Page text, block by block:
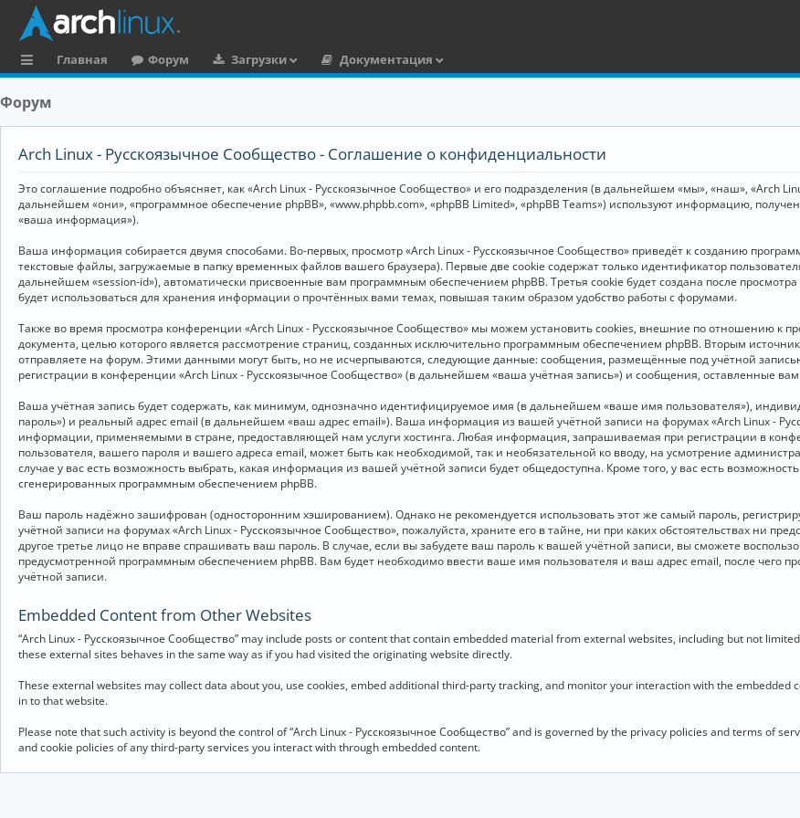
ы
и
Главная Форум Загрузки
Документация
Форум
Arch Linux - Русскоязычное Сообщество - Соглашение о конфиденциальности
Это соглашение подробно объясняет, как «Arch Linux - Русскоязычное Сообщество» и его подразделения (в дальнейшем «мы», «наш», «Arch
дальнейшем «они», «программное обеспечение phpBB», «www.phpbb.com», «phpBB Limited», «phpBB Teams») используют информацию,
«ваша информация»).
Ваша информация собирается двумя способами. Во-первых, просмотр «Arch Linux - Русскоязычное Сообщество» приведёт к созданию
текстовые файлы, загружаемые в папку временных файлов вашего браузера). Первые две cookie содержат только идентификатор
дальнейшем «session-id»), автоматически присвоенные вам программным обеспечением phpBB. Третья cookie будет создана после
будет использоваться для хранения информации о прочтённых вами темах, повышая таким образом удобство работы с форумами.
Также во время просмотра конференции «Arch Linux - Русскоязычное Сообщество» мы можем установить cookies, внешние по отношению к
документа, целью которого является рассмотрение страниц, созданных исключительно программным обеспечением phpBB. Вторым
отправляете на форум. Этими данными могут быть, но не исчерпываются, следующие данные: сообщения, размещённые под учётной
регистрации в конференции «Arch Linux - Русскоязычное Сообщество» (в дальнейшем «ваша учётная запись») и сообщения, оставленные
Ваша учётная запись будет содержать, как минимум, однозначно идентифицируемое имя (в дальнейшем «ваше имя пользователя»),
пароль») и реальный адрес email (в дальнейшем «ваш адрес email»). Ваша информация из вашей учётной записи на форумах «Arch Linux -
информации, применяемыми в стране, предоставляющей нам услуги хостинга. Любая информация, запрашиваемая при регистрации в
пользователя, вашего пароля и вашего адреса email, может быть как необходимой, так и необязательной ко вводу, на усмотрение
случае у вас есть возможность выбрать, какая информация из вашей учётной записи будет общедоступна. Кроме того, у вас есть
сгенерированных программным обеспечением phpBB.
Ваш пароль надёжно зашифрован (односторонним хэшированием). Однако не рекомендуется использовать этот же самый пароль,
учётной записи на форумах «Arch Linux - Русскоязычное Сообщество», пожалуйста, храните его в тайне, ни при каких обстоятельствах ни
другое третье лицо не вправе спрашивать ваш пароль. В случае, если вы забудете ваш пароль к вашей учётной записи, вы сможете
предусмотренной программным обеспечением phpBB. Вам будет необходимо ввести ваше имя пользователя и ваш адрес email, после чего
учётной записи.
Embedded Content from Other Websites
“Arch Linux - Русскоязычное Сообщество” may include posts or content that contain embedded material from external websites, including but not
these external sites behaves in the same way as if you had visited the originating website directly.
These external websites may collect data about you, use cookies, embed additional third-party tracking, and monitor your interaction with the
in to that website.
Please note that such activity is beyond the control of “Arch Linux - Русскоязычное Сообщество” and is governed by the privacy policies and terms of
and cookie policies of any third-party services you interact with through embedded content.